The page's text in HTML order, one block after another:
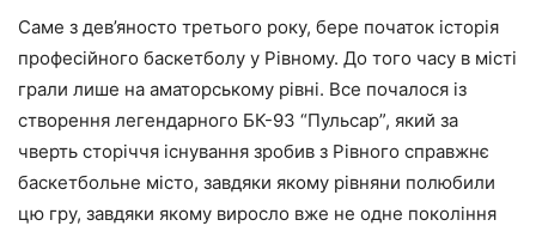
Саме з дев’яносто третього року, бере початок історія
професійного баскетболу у Рівному. До того часу в місті
грали лише на аматорському рівні. Все почалося із
створення легендарного БК-93 “Пульсар”, який за
чверть сторіччя існування зробив з Рівного справжнє
баскетбольне місто, завдяки якому рівняни полюбили
цю гру, завдяки якому виросло вже не одне покоління